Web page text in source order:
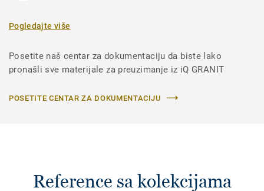
Pogledajte više
Posetite naš centar za dokumentaciju da biste lako
pronašli sve materijale za preuzimanje iz iQ GRANIT
POSETITE CENTAR ZA DOKUMENTACIJU
Reference sa kolekcijama